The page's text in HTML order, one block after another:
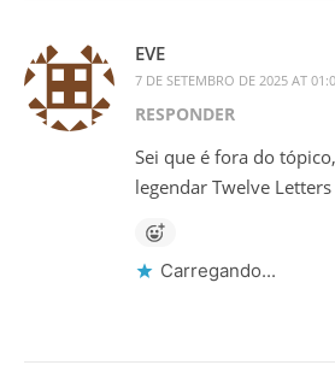
EVE
7 DE SETEMBRO DE 2025 AT
RESPONDER
Sei que é fora do
legendar Twelve
Carregando...